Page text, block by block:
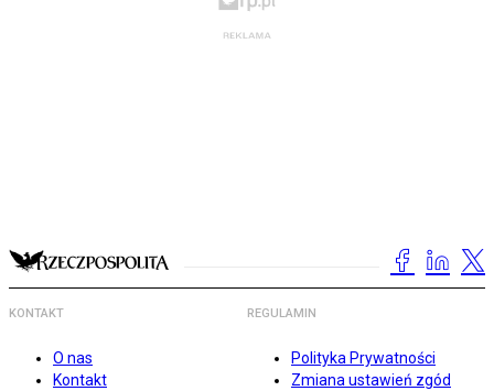
KONTAKT
O nas
Kontakt
REGULAMIN
Polityka Prywatności
Zmiana ustawień zgód